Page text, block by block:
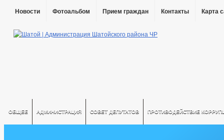
Новости Фотоальбом Прием граждан Контакты Карта
ОБЩЕЕ АДМИНИСТРАЦИЯ СОВЕТ ДЕПУТАТОВ ПРОТИВОДЕЙСТВИЕ